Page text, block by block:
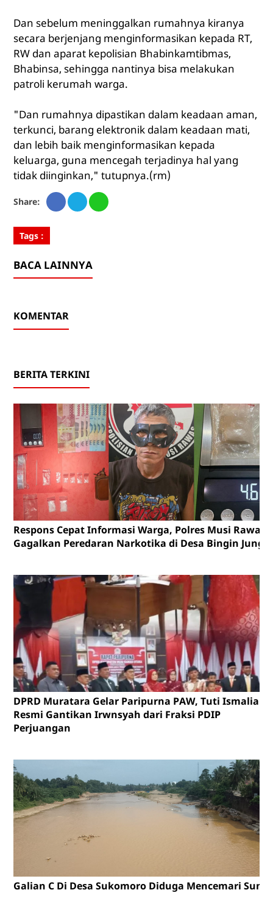
Dan sebelum meninggalkan rumahnya kiranya
secara berjenjang menginformasikan kepada RT,
RW dan aparat kepolisian Bhabinkamtibmas,
Bhabinsa, sehingga nantinya bisa melakukan
patroli kerumah warga.
"Dan rumahnya dipastikan dalam keadaan aman,
terkunci, barang elektronik dalam keadaan mati,
dan lebih baik menginformasikan kepada
keluarga, guna mencegah terjadinya hal yang
tidak diinginkan," tutupnya.(rm)
Share:
Tags :
BACA LAINNYA
KOMENTAR
BERITA TERKINI
Respons Cepat Informasi Warga, Polres Musi Rawas
Gagalkan Peredaran Narkotika di Desa Bingin
DPRD Muratara Gelar Paripurna PAW, Tuti Ismalia
Resmi Gantikan Irwnsyah dari Fraksi PDIP
Perjuangan
Galian C Di Desa Sukomoro Diduga Mencemari